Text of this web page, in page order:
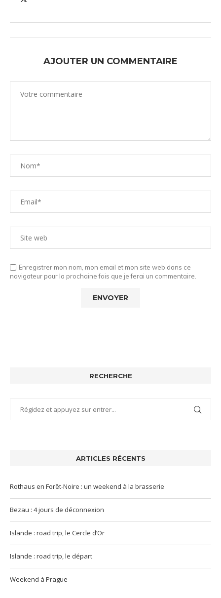
AJOUTER UN COMMENTAIRE
Enregistrer mon nom, mon email et mon site web dans ce
navigateur pour la prochaine fois que je ferai un commentaire.
RECHERCHE
ARTICLES RÉCENTS
Rothaus en Forêt-Noire : un weekend à la brasserie
Bezau : 4 jours de déconnexion
Islande : road trip, le Cercle d’Or
Islande : road trip, le départ
Weekend à Prague